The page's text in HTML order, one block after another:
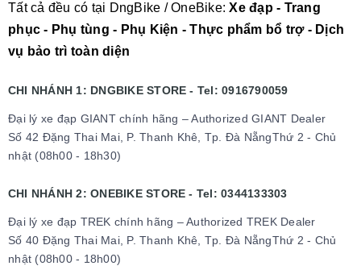
Tất cả đều có tại DngBike / OneBike: Xe đạp - Trang
phục - Phụ tùng - Phụ Kiện - Thực phẩm bổ trợ - Dịch
vụ bảo trì toàn diện
CHI NHÁNH 1: DNGBIKE STORE - Tel: 0916790059
Đại lý xe đạp GIANT chính hãng – Authorized GIANT Dealer
Số 42 Đặng Thai Mai, P. Thanh Khê, Tp. Đà NẵngThứ 2 - Chủ
nhật (08h00 - 18h30)
CHI NHÁNH 2: ONEBIKE STORE - Tel: 0344133303
Đại lý xe đạp TREK chính hãng – Authorized TREK Dealer
Số 40 Đặng Thai Mai, P. Thanh Khê, Tp. Đà NẵngThứ 2 - Chủ
nhật (08h00 - 18h00)